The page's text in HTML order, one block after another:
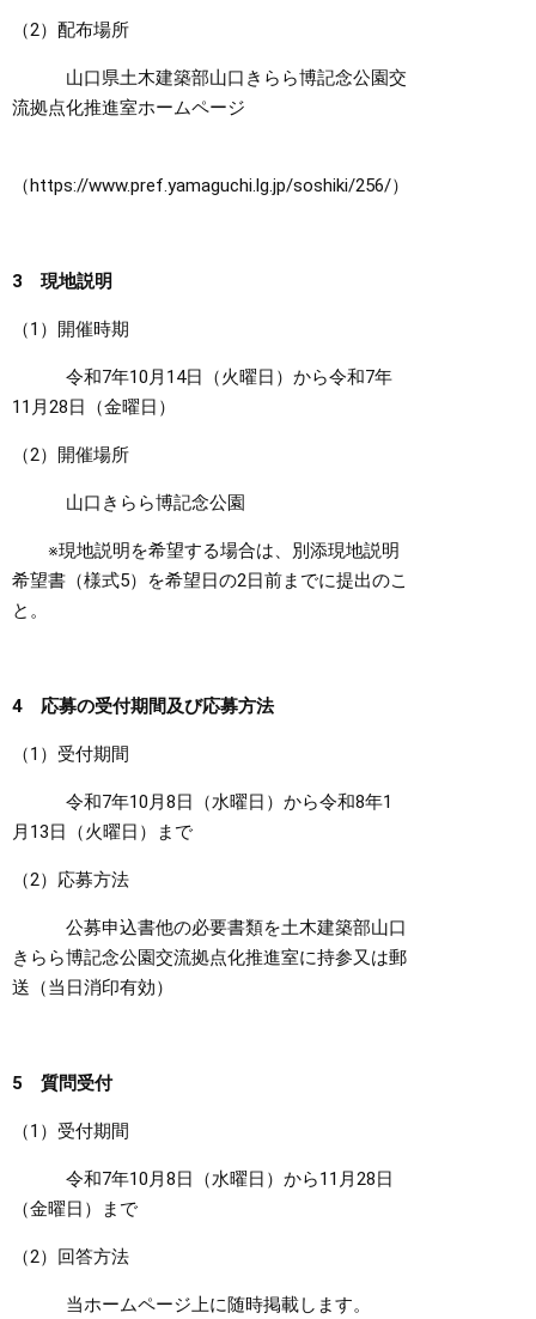
（2）配布場所
山口県土木建築部山口きらら博記念公園交
流拠点化推進室ホームページ
（https://www.pref.yamaguchi.lg.jp/soshiki/256/）
3 現地説明
（1）開催時期
令和7年10月14日（火曜日）から令和7年
11月28日（金曜日）
（2）開催場所
山口きらら博記念公園
※現地説明を希望する場合は、別添現地説明
希望書（様式5）を希望日の2日前までに提出のこ
と。
4 応募の受付期間及び応募方法
（1）受付期間
令和7年10月8日（水曜日）から令和8年1
月13日（火曜日）まで
（2）応募方法
公募申込書他の必要書類を土木建築部山口
きらら博記念公園交流拠点化推進室に持参又は郵
送（当日消印有効）
5 質問受付
（1）受付期間
令和7年10月8日（水曜日）から11月28日
（金曜日）まで
（2）回答方法
当ホームページ上に随時掲載します。